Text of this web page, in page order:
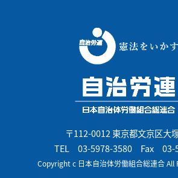
〒112-0012 東京都文京区大
TEL 03-5978-3580Fax 03-
Copyright c 日本自治体労働組合総連合 All